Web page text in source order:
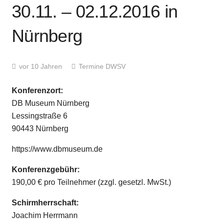
30.11. – 02.12.2016 in
Nürnberg
vor 10 Jahren Termine DWSV
Konferenzort:
DB Museum Nürnberg
Lessingstraße 6
90443 Nürnberg
https://www.dbmuseum.de
Konferenzgebühr:
190,00 € pro Teilnehmer (zzgl. gesetzl. MwSt.)
Schirmherrschaft:
Joachim Herrmann